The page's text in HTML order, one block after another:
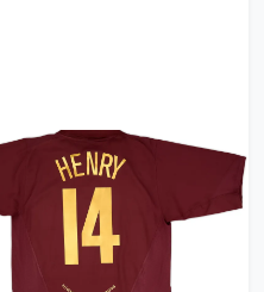
06 Arsenal Home Shirt
Henry #14 - 8/10 - (L)
359.99£ · ca. €425
Trikot kaufen